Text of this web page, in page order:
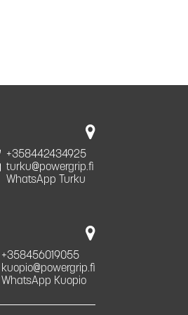
+358442434925
turku@powergrip.fi
WhatsApp Turku
+358456019055
kuopio@powergrip.fi
WhatsApp Kuopio